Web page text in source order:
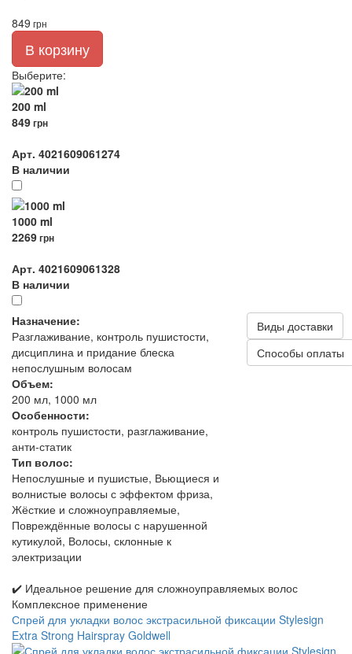
849 грн
В корзину
Выберите:
200 ml
849грн
Арт. 4021609061274
В наличии
1000 ml
2269грн
Арт. 4021609061328
В наличии
Назначение:
Разглаживание, контроль пушистости,
дисциплина и придание блеска
непослушным волосам
Объем:
200 мл, 1000 мл
Особенности:
контроль пушистости, разглаживание,
анти-статик
Тип волос:
Непослушные и пушистые, Вьющиеся и
волнистые волосы с эффектом фриза,
Жёсткие и сложноуправляемые,
Повреждённые волосы с нарушенной
кутикулой, Волосы, склонные к
электризации
Виды доставки
Способы оплаты
✔️ Идеальное решение для сложноуправляемых волос
Комплексное применение
Спрей для укладки волос экстрасильной фиксации Stylesign
Extra Strong Hairspray Goldwell